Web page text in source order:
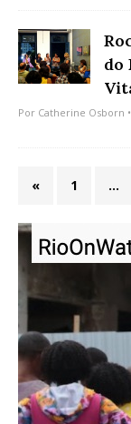
do
Por Catherine Osborn
« 1 …